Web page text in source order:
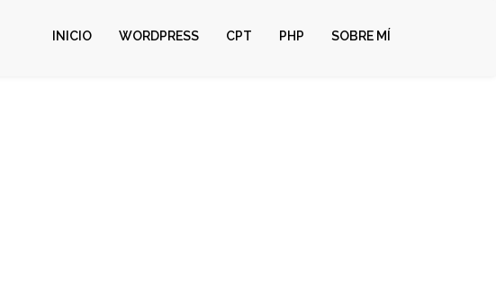
INICIO WORDPRESS CPT PHP SOBRE MÍ